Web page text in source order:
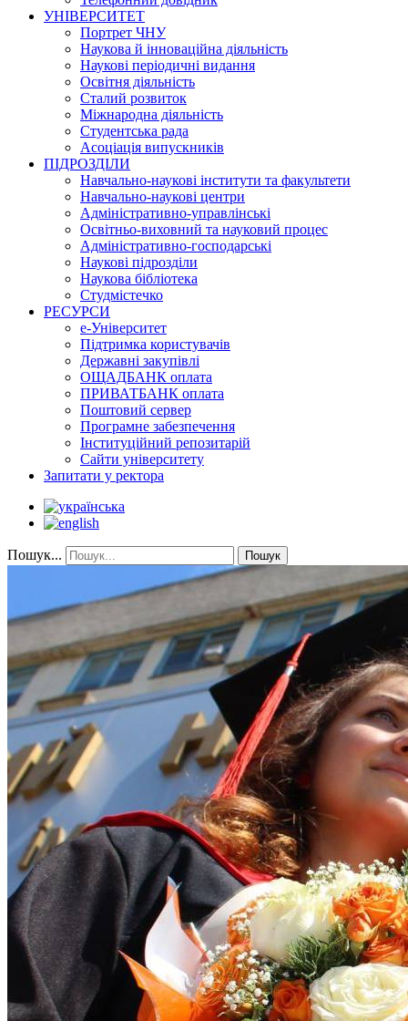
УНІВЕРСИТЕТ
Портрет ЧНУ
Наукова й інноваційна діяльність
Наукові періодичні видання
Освітня діяльність
Сталий розвиток
Міжнародна діяльність
Студентська рада
Асоціація випускників
ПІДРОЗДІЛИ
Навчально-наукові інститути та факультети
Навчально-наукові центри
Адміністративно-управлінські
Освітньо-виховний та науковий процес
Адміністративно-господарські
Наукові підрозділи
Наукова бібліотека
Студмістечко
РЕСУРСИ
е-Університет
Підтримка користувачів
Державні закупівлі
ОЩАДБАНК оплата
ПРИВАТБАНК оплата
Поштовий сервер
Програмне забезпечення
Інституційний репозитарій
Сайти університету
Запитати у ректора
Пошук... Пошук